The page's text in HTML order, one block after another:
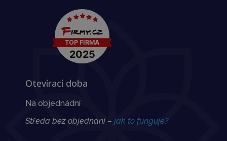
Otevírací doba
Na objednádní
Středa bez objednání – jak to funguje?